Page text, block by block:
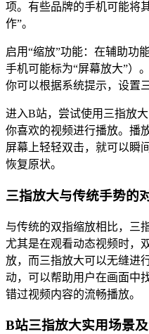
项。有些品牌的手机可能将
作”。
启用“缩放”功能：在辅助功
手机可能标为“屏幕放大”）
你可以根据系统提示，设置
进入B站，尝试使用三指放
你喜欢的视频进行播放。播
屏幕上轻轻双击，就可以瞬
恢复原状。
三指放大与传统手势的
与传统的双指缩放相比，三
尤其是在观看动态视频时，
放，而三指放大可以无缝进
动，可以帮助用户在画面中
错过视频内容的流畅播放。
B站三指放大实用场景